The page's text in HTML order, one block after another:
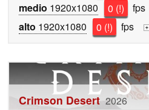
medio 1920x1080 0 (!) fps
alto 1920x1080 0 (!) fps +
Crimson Desert 2026